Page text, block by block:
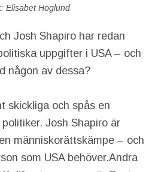
Elisabet Höglund
Josh Shapiro har redan
uppgifter i USA – och
någon av dessa?
skickliga och spås en
Josh Shapiro är
människorättskämpe – och
som USA behöver.Andra